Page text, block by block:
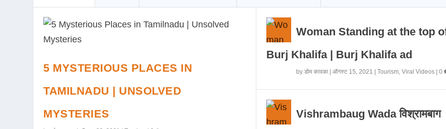
5 MYSTERIOUS PLACES IN
TAMILNADU | UNSOLVED
MYSTERIES
Woman Standing at the top
Burj Khalifa | Burj Khalifa ad
by डोम कावळा| ऑगस्ट 15, 2021 | Tourism, Viral Videos| 0
Vishrambaug Wada विश्रामबाग